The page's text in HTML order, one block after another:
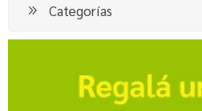
Categorías